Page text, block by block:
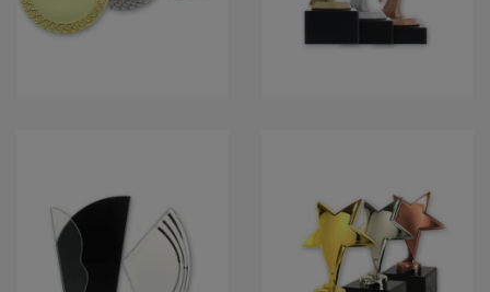
TROPHÄEN EHRENPREISE